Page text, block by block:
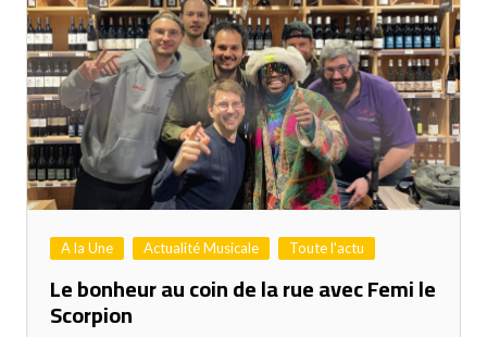
A la Une Actualité Musicale Toute l'actu
Le bonheur au coin de la rue avec Femi le
Scorpion